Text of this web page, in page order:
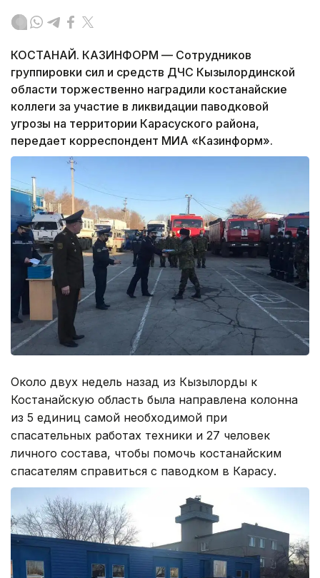
КОСТАНАЙ. КАЗИНФОРМ — Сотрудников
группировки сил и средств ДЧС Кызылординской
области торжественно наградили костанайские
коллеги за участие в ликвидации паводковой
угрозы на территории Карасуского района,
передает корреспондент МИА «Казинформ».
Около двух недель назад из Кызылорды к
Костанайскую область была направлена колонна
из 5 единиц самой необходимой при
спасательных работах техники и 27 человек
личного состава, чтобы помочь костанайским
спасателям справиться с паводком в Карасу.